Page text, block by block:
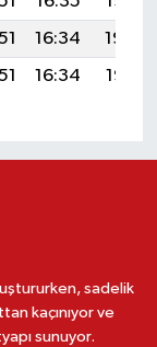
16:34
19:34
16:34 19:33
sadelik
kaçınıyor ve
sunuyor.